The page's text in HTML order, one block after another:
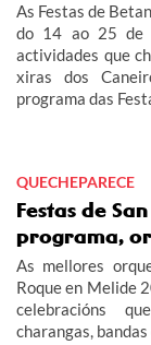
As Festas de
do 14 ao 25 de
actividades que
xiras dos
programa das
QUECHEPARECE
Festas de
programa,
As mellores
Roque en Melide
celebracións
charangas,